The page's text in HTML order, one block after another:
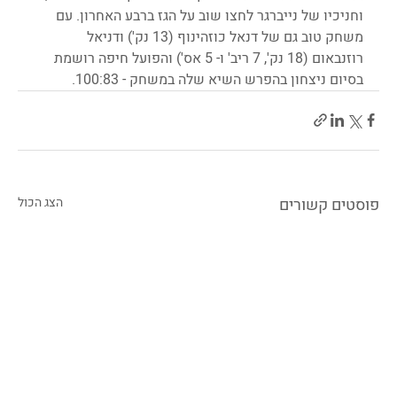
וחניכיו של נייברגר לחצו שוב על הגז ברבע האחרון. עם
משחק טוב גם של דנאל כוזהינוף (13 נק') ודניאל
רוזנבאום (18 נק', 7 ריב' ו- 5 אס') והפועל חיפה רושמת
בסיום ניצחון בהפרש השיא שלה במשחק - 100:83.
פוסטים קשורים הצג הכול